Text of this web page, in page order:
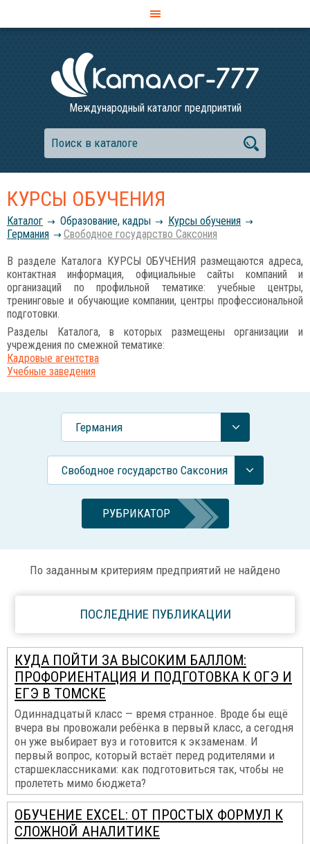
Международный каталог предприятий
КУРСЫ ОБУЧЕНИЯ
Каталог Образование, кадры
Курсы обучения
Германия
Свободное государство Саксония
В разделе Каталога КУРСЫ ОБУЧЕНИЯ размещаются адреса,
контактная информация, официальные сайты компаний и
организаций по профильной тематике: учебные центры,
тренинговые и обучающие компании, центры профессиональной
подготовки.
Разделы Каталога, в которых размещены организации и
учреждения по смежной тематике:
Кадровые агентства
Учебные заведения
Германия
Свободное государство Саксония
РУБРИКАТОР
По заданным критериям предприятий не найдено
ПОСЛЕДНИЕ ПУБЛИКАЦИИ
КУДА ПОЙТИ ЗА ВЫСОКИМ БАЛЛОМ:
ПРОФОРИЕНТАЦИЯ И ПОДГОТОВКА К ОГЭ И
ЕГЭ В ТОМСКЕ
Одиннадцатый класс — время странное. Вроде бы ещё
вчера вы провожали ребёнка в первый класс, а сегодня
он уже выбирает вуз и готовится к экзаменам. И
первый вопрос, который встаёт перед родителями и
старшеклассниками: как подготовиться так, чтобы не
пролететь мимо бюджета?
ОБУЧЕНИЕ EXCEL: ОТ ПРОСТЫХ ФОРМУЛ К
СЛОЖНОЙ АНАЛИТИКЕ